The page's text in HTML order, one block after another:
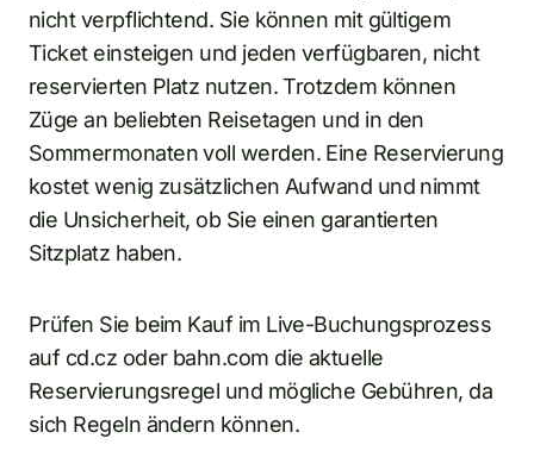
nicht verpflichtend. Sie können mit gültigem
Ticket einsteigen und jeden verfügbaren, nicht
reservierten Platz nutzen. Trotzdem können
Züge an beliebten Reisetagen und in den
Sommermonaten voll werden. Eine Reservierung
kostet wenig zusätzlichen Aufwand und nimmt
die Unsicherheit, ob Sie einen garantierten
Sitzplatz haben.
Prüfen Sie beim Kauf im Live-Buchungsprozess
auf cd.cz oder bahn.com die aktuelle
Reservierungsregel und mögliche Gebühren, da
sich Regeln ändern können.